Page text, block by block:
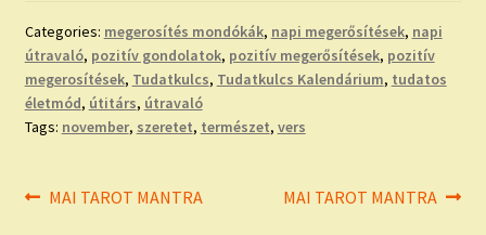
Categories: megerosítés mondókák, napi megerősítések, napi
útravaló, pozitív gondolatok, pozitív megerősítések, pozitív
megerosítések, Tudatkulcs, Tudatkulcs Kalendárium, tudatos
életmód, útitárs, útravaló
Tags: november, szeretet, természet, vers
Bejegyzés
Previous
MAI TAROT MANTRA
Next
MAI TAROT MANTRA